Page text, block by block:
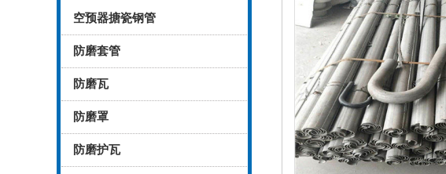
空预器搪瓷钢管
防磨套管
防磨瓦
防磨罩
防磨护瓦